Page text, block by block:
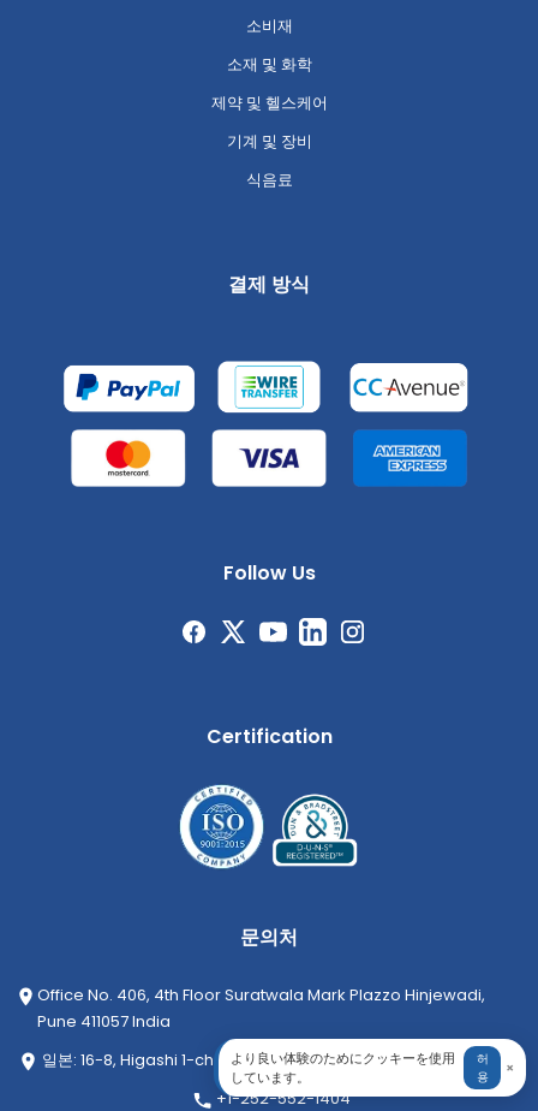
소비재
소재 및 화학
제약 및 헬스케어
기계 및 장비
식음료
결제 방식
Follow Us
Certification
문의처
Office No. 406, 4th Floor Suratwala Mark Plazzo Hinjewadi,
Pune 411057 India
일본: 16-8, Higashi 1-chome, Shibuya-ku, Tokyo 150-0011, Japan
+1-252-552-1404
より良い体験のためにクッキーを使用
しています。
허
용
×